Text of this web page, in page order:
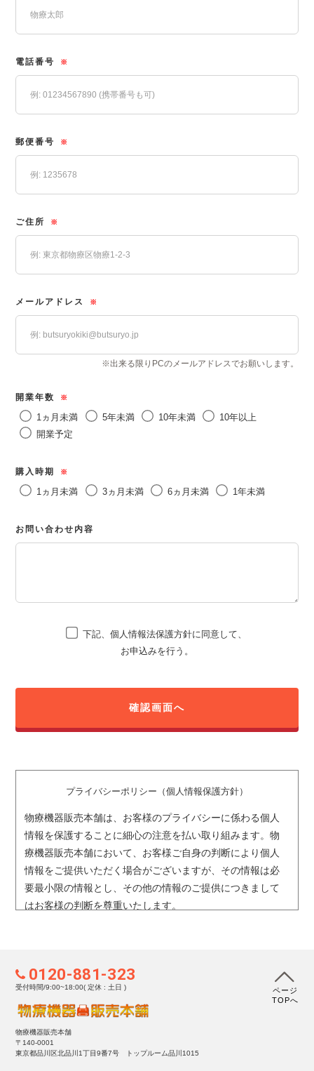
電話番号 ※
郵便番号 ※
ご住所 ※
メールアドレス ※
※出来る限りPCのメールアドレスでお願いします。
開業年数 ※
1ヵ月未満 5年未満 10年未満
10年以上
開業予定
購入時期 ※
1ヵ月未満 3ヵ月未満 6ヵ月未満 1年未満
お問い合わせ内容
下記、個人情報法保護方針に同意して、
お申込みを行う。
プライバシーポリシー（個人情報保護方針）
物療機器販売本舗は、お客様のプライバシーに係わる個人
情報を保護することに細心の注意を払い取り組みます。物
療機器販売本舗において、お客様ご自身の判断により個人
情報をご提供いただく場合がございますが、その情報は必
要最小限の情報とし、その他の情報のご提供につきまして
はお客様の判断を尊重いたします。
情報を取得する場合、利用目的を明示し、適正かつ公正な
手段によって行ないます。取得した個人情報は、以下の目
的の範囲内で利用いたします。
［利用目的］
ご相談・お問い合わせへの回答および関連するご連絡のた
0120-881-323
受付時間/9:00~18:00( 定休 : 土日 )
物療機器販売本舗
〒140-0001
東京都品川区北品川1丁目9番7号 トップルーム品川1015
ページ
TOPへ